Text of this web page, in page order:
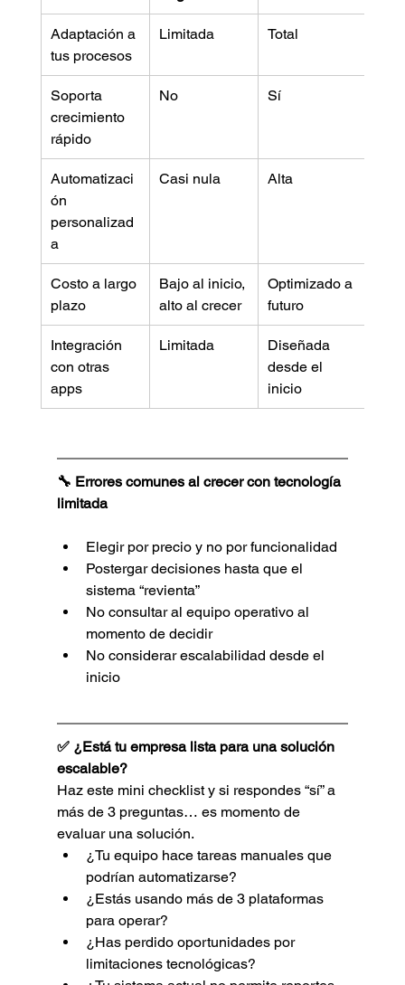
Adaptación a
tus procesos
Limitada Total
Soporta
crecimiento
rápido
No Sí
Automatizaci
ón
personalizad
a
Casi nula Alta
Costo a largo
plazo
Bajo al inicio,
alto al crecer
Optimizado a
futuro
Integración
con otras
apps
Limitada
Diseñada
desde el
inicio
🔧 Errores comunes al crecer con tecnología
limitada
Elegir por precio y no por funcionalidad
Postergar decisiones hasta que el
sistema “revienta”
No consultar al equipo operativo al
momento de decidir
No considerar escalabilidad desde el
inicio
✅ ¿Está tu empresa lista para una solución
escalable?
Haz este mini checklist y si respondes “sí” a
más de 3 preguntas… es momento de
evaluar una solución.
¿Tu equipo hace tareas manuales que
podrían automatizarse?
¿Estás usando más de 3 plataformas
para operar?
¿Has perdido oportunidades por
limitaciones tecnológicas?